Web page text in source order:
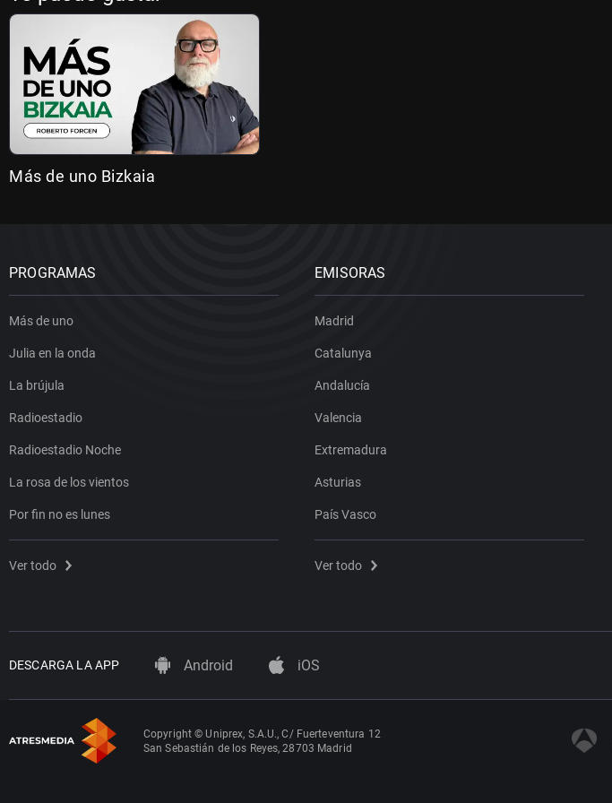
Más de uno Bizkaia
PROGRAMAS
Más de uno
Julia en la onda
La brújula
Radioestadio
Radioestadio Noche
La rosa de los vientos
Por fin no es lunes
Ver todo
EMISORAS
Madrid
Catalunya
Andalucía
Valencia
Extremadura
Asturias
País Vasco
Ver todo
DESCARGA LA APP Android iOS
Copyright © Uniprex, S.A.U., C/ Fuerteventura 12
San Sebastián de los Reyes, 28703 Madrid